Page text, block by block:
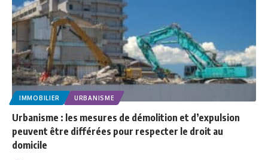
IMMOBILIER URBANISME
Urbanisme : les mesures de démolition et d’expulsion
peuvent être différées pour respecter le droit au
domicile